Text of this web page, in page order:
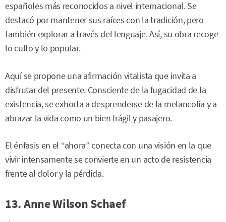
españoles más reconocidos a nivel internacional. Se
destacó por mantener sus raíces con la tradición, pero
también explorar a través del lenguaje. Así, su obra recoge
lo culto y lo popular.
Aquí se propone una afirmación vitalista que invita a
disfrutar del presente. Consciente de la fugacidad de la
existencia, se exhorta a desprenderse de la melancolía y a
abrazar la vida como un bien frágil y pasajero.
El énfasis en el “ahora” conecta con una visión en la que
vivir intensamente se convierte en un acto de resistencia
frente al dolor y la pérdida.
13. Anne Wilson Schaef